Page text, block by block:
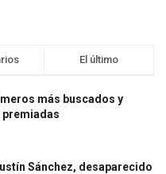
El último
más buscados y
Sánchez, desaparecido